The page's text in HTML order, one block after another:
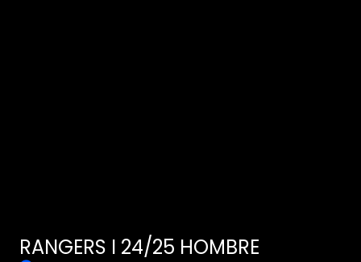
RANGERS I 24/25 HOMBRE